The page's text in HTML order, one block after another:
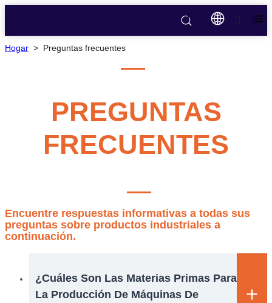
Hogar > Preguntas frecuentes
PREGUNTAS
FRECUENTES
Encuentre respuestas informativas a todas sus
preguntas sobre productos industriales a
continuación.
¿Cuáles Son Las Materias Primas Para
La Producción De Máquinas De